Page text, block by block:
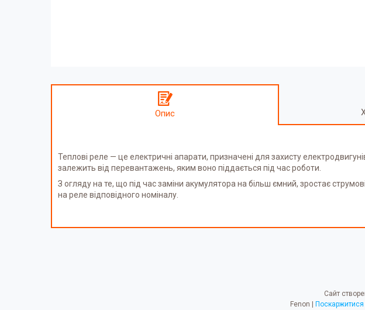
Опис
Теплові реле — це електричні апарати, призначені для захисту
залежить від перевантажень, яким воно піддається під час роботи.
З огляду на те, що під час заміни акумулятора на більш ємний, зростає
на реле відповідного номіналу.
Сайт
Fenon | Поскаржитися